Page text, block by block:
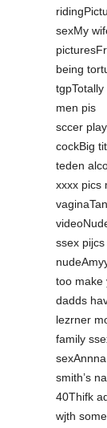
sexMy
being
men pis
sccer
cockBig
teden
xxxx pics
ssex
too make
dadds
lezrner
family
smith’s
40Thifk
wjth